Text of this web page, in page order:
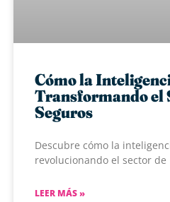
Cómo la
Transformando el
Seguros
Descubre cómo la
revolucionando el sector de
LEER MÁS »